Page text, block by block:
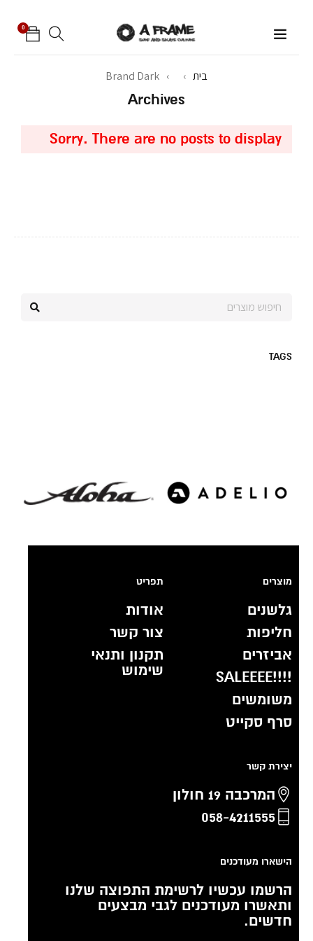
0
בית ›
›
Brand Dark
Archives
Sorry. There are no posts to display
TAGS
מוצרים
גלשנים
חליפות
אביזרים
!!!!SALEEEE
משומשים
סרף סקייט
תפריט
אודות
צור קשר
תקנון ותנאי
שימוש
יצירת קשר
המרכבה 19 חולון
058-4211555
הישארו מעודכנים
הרשמו עכשיו לרשימת התפוצה שלנו
ותאשרו מעודכנים לגבי מבצעים
חדשים.